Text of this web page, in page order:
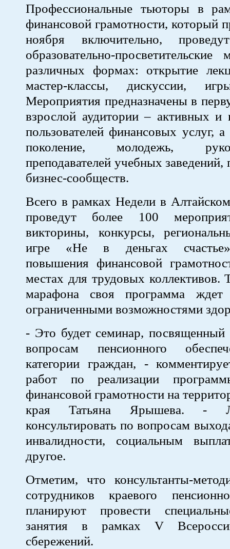
Профессиональные тьюторы в
финансовой грамотности, который
ноября включительно,
образовательно-
различных формах: открытие
мастер-классы, дискуссии,
Мероприятия предназначены в
взрослой аудитории – активных и
пользователей финансовых услуг,
поколение, молодежь,
преподавателей учебных заведений,
бизнес-сообществ.
Всего в рамках Недели в
проведут более 100
викторины, конкурсы,
игре «Не в деньгах
повышения финансовой
местах для трудовых коллективов.
марафона своя программа ждет
ограниченными возможностями
- Это будет семинар,
вопросам пенсионного
категории граждан, -
работ по реализации
финансовой грамотности на
края Татьяна Ярышева. -
консультировать по вопросам
инвалидности, социальным
другое.
Отметим, что консультанты-
сотрудников краевого
планируют провести
занятия в рамках V
сбережений.